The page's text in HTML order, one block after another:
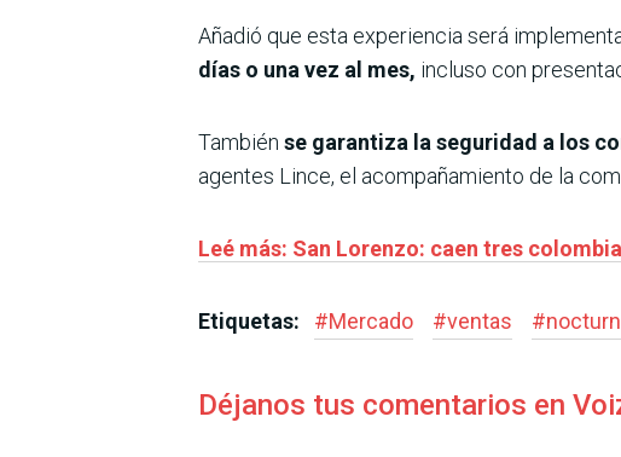
Añadió que esta experiencia será
días o una vez al mes, incluso con
También se garantiza la seguridad a los
agentes Lince, el acompañamiento de la
Leé más: San Lorenzo: caen tres
Etiquetas: #Mercado #ventas #
Déjanos tus comentarios en